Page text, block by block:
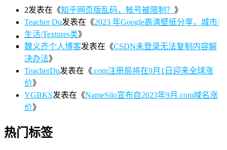
2发表在《知乎网页版乱码，帐号被限制？ 》
Teacher Du发表在《2023 年Google高清壁纸分享，城市/
生活/Textures类》
魏义齐个人博客发表在《CSDN未登录无法复制内容解
决办法》
TeacherDu发表在《.com注册局将在9月1日迎来全球涨
价》
YGBKS发表在《NameSilo宣布自2023年9月.com域名涨
价》
热门标签